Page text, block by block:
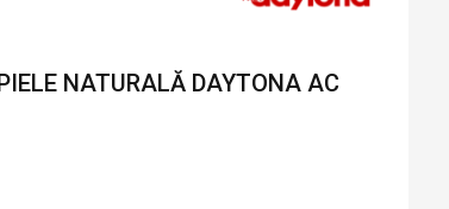
NATURALĂ DAYTONA AC